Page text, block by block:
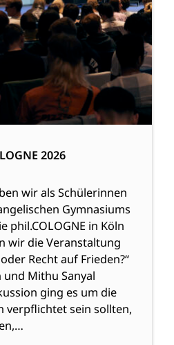
2026
wir als Schülerinnen
Gymnasiums
phil.COLOGNE in Köln
wir die Veranstaltung
Recht auf Frieden?“
Mithu Sanyal
ging es um die
verpflichtet sein sollten,